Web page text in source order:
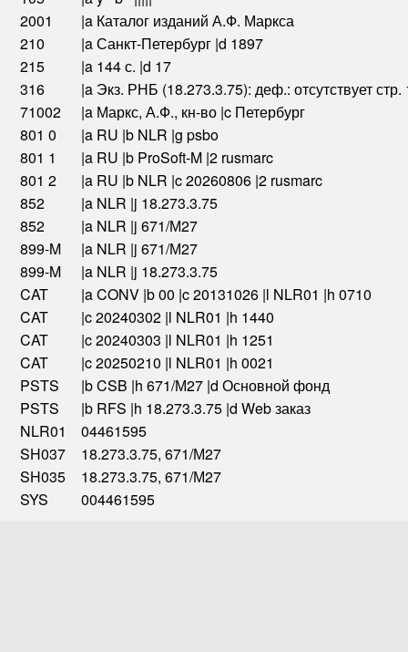
2001
|a Каталог изданий А.Ф. Маркса
210
|a Санкт-Петербург |d 1897
215
|a 144 с. |d 17
316
|a Экз. РНБ (18.273.3.75): деф.: отсутствует
71002
|a Маркс, А.Ф., кн-во |c Петербург
801 0
|a RU |b NLR |g psbo
801 1
|a RU |b ProSoft-M |2 rusmarc
801 2
|a RU |b NLR |c 20260806 |2 rusmarc
852
|a NLR |j 18.273.3.75
852
|a NLR |j 671/М27
899-M
|a NLR |j 671/М27
899-M
|a NLR |j 18.273.3.75
CAT
|a CONV |b 00 |c 20131026 |l NLR01 |h 0710
CAT
|c 20240302 |l NLR01 |h 1440
CAT
|c 20240303 |l NLR01 |h 1251
CAT
|c 20250210 |l NLR01 |h 0021
PSTS
|b CSB |h 671/М27 |d Основной фонд
PSTS
|b RFS |h 18.273.3.75 |d Web заказ
NLR01
04461595
SH037
18.273.3.75, 671/М27
SH035
18.273.3.75, 671/М27
SYS
004461595